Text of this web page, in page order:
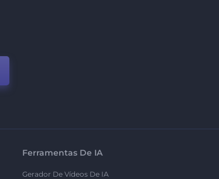
Ferramentas De IA
Gerador De Vídeos De IA